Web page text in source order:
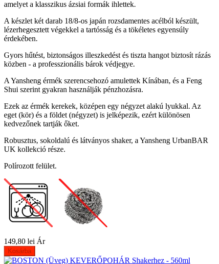
amelyet a klasszikus ázsiai formák ihlettek.
A készlet két darab 18/8-os japán rozsdamentes acélból készült,
lézerhegesztett végekkel a tartósság és a tökéletes egyensúly
érdekében.
Gyors hűtést, biztonságos illeszkedést és tiszta hangot biztosít rázás
közben - a professzionális bárok védjegye.
A Yansheng érmék szerencsehozó amulettek Kínában, és a Feng
Shui szerint gyakran használják pénzhozásra.
Ezek az érmék kerekek, középen egy négyzet alakú lyukkal. Az
eget (kör) és a földet (négyzet) is jelképezik, ezért különösen
kedvezőnek tartják őket.
Robusztus, sokoldalú és látványos shaker, a Yansheng UrbanBAR
UK kollekció része.
Polírozott felület.
149,80 lei Ár
Kosárba